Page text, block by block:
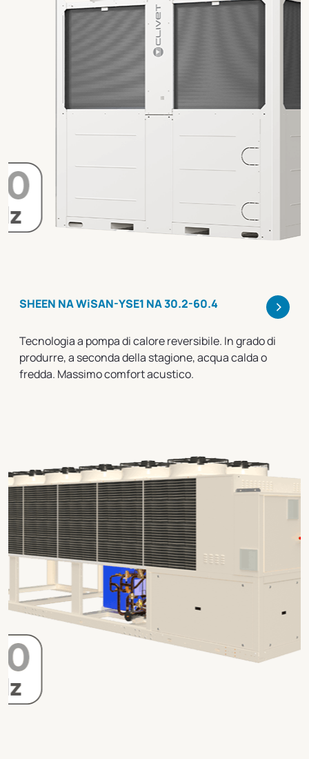
SHEEN NA WiSAN-YSE1 NA 30.2-60.4 >
Tecnologia a pompa di calore reversibile. In grado di
produrre, a seconda della stagione, acqua calda o
fredda. Massimo comfort acustico.